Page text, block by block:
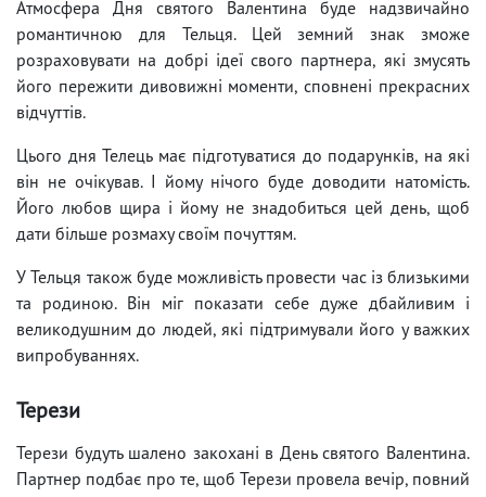
Атмосфера Дня святого Валентина буде надзвичайно
романтичною для Тельця. Цей земний знак зможе
розраховувати на добрі ідеї свого партнера, які змусять
його пережити дивовижні моменти, сповнені прекрасних
відчуттів.
Цього дня Телець має підготуватися до подарунків, на які
він не очікував. І йому нічого буде доводити натомість.
Його любов щира і йому не знадобиться цей день, щоб
дати більше розмаху своїм почуттям.
У Тельця також буде можливість провести час із близькими
та родиною. Він міг показати себе дуже дбайливим і
великодушним до людей, які підтримували його у важких
випробуваннях.
Терези
Терези будуть шалено закохані в День святого Валентина.
Партнер подбає про те, щоб Терези провела вечір, повний